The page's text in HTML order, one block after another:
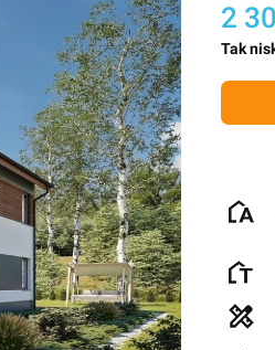
2
Tak